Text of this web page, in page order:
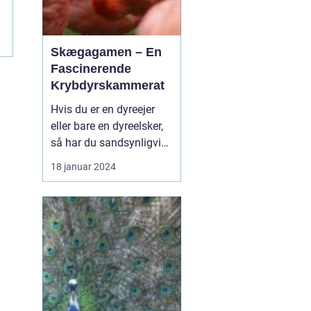
Skægagamen – En
Fascinerende
Krybdyrskammerat
Hvis du er en dyreejer
eller bare en dyreelsker,
så har du sandsynligvis
hørt om skægagamen.
Dette fascinerende
populært som kæledyr
på grund af sin unikke
personlighed og dens
imponerende udseende. I
denne artikel vil vi d...
18 januar 2024